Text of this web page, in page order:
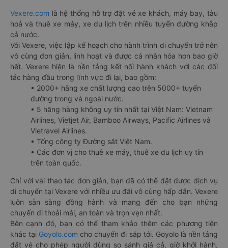
Vexere.com là hệ thống hỗ trợ đặt vé xe khách, máy bay, tàu
hoả và thuê xe máy, xe du lịch trên nhiều tuyến đường khắp
cả nước.
Với Vexere, việc lập kế hoạch cho hành trình di chuyển trở nên
vô cùng đơn giản, linh hoạt và được cá nhân hóa hơn bao giờ
hết. Vexere hiện là nền tảng kết nối hành khách với các đối
tác hàng đầu trong lĩnh vực đi lại, bao gồm:
• 2000+ hãng xe chất lượng cao trên 5000+ tuyến
đường trong và ngoài nước.
• 5 hãng hàng không uy tín nhất tại Việt Nam: Vietnam
Airlines, Vietjet Air, Bamboo Airways, Pacific Airlines và
Vietravel Airlines.
• Tổng công ty Đường sắt Việt Nam.
• Các đơn vị cho thuê xe máy, thuê xe du lịch uy tín
trên toàn quốc.
Chỉ với vài thao tác đơn giản, bạn đã có thể đặt được dịch vụ
di chuyển tại Vexere với nhiều ưu đãi vô cùng hấp dẫn. Vexere
luôn sẵn sàng đồng hành và mang đến cho bạn những
chuyến đi thoải mái, an toàn và trọn vẹn nhất.
Bên cạnh đó, bạn có thể tham khảo thêm các phương tiện
khác tại Goyolo.com cho chuyến đi sắp tới. Goyolo là nền tảng
đặt vé cho phép người dùng so sánh giá cả, giờ khởi hành,